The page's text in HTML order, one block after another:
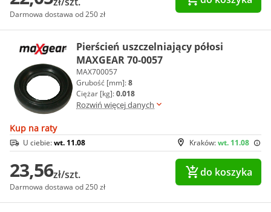
Darmowa dostawa od 250 zł
Pierścień uszczelniający półosi
MAXGEAR 70-0057
MAX700057
Grubość [mm]:8
Ciężar [kg]:0.018
Rozwiń więcej danych
Kup na raty
Kraków:wt. 11.08
U ciebie:wt. 11.08
23,56zł/szt.
Darmowa dostawa od 250 zł
do koszyka